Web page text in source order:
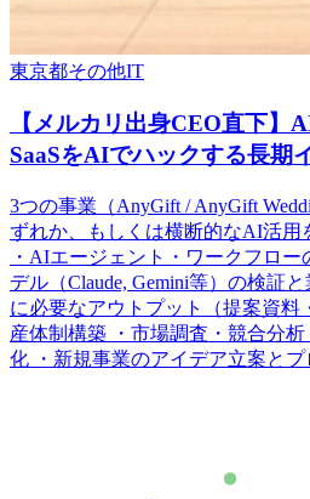
東京都その他IT
【メルカリ出身CEO直下】
SaaSをAIでハックする長期
3つの事業（AnyGift / AnyGift
ずれか、もしくは横断的なAI活用
・AIエージェント・ワークフロ
デル（Claude, Gemini等）の検証
に必要なアウトプット（提案資料
産体制構築 ・市場調査・競合分
化 ・新規事業のアイデア立案と